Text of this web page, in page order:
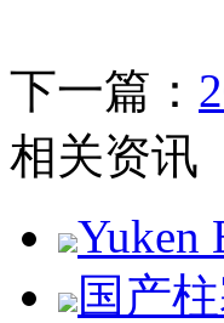
下一篇：
相关资讯
Yuken
国产